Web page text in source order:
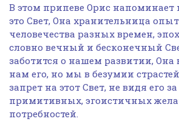
В этом припеве Орис
это Свет, Она хранительница
человечества разных времен,
словно вечный и бесконечный
заботится о нашем развитии, Она
нам его, но мы в безумии
запрет на этот Свет, не видя его
примитивных, эгоистичных
потребностей.